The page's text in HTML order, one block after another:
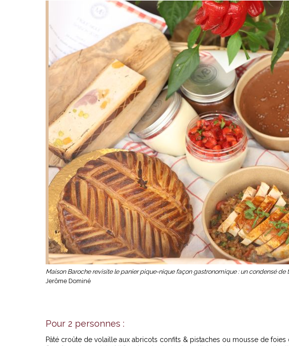
Maison Baroche revisite le panier pique-nique façon gastronomique : un condensé
Jerôme Dominé
Pour 2 personnes :
Pâté croûte de volaille aux abricots confits & pistaches ou mousse de foies